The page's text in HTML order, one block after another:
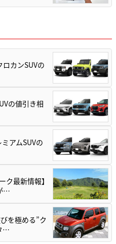
ロカンSUVの
の値引き相
アムSUVの
ク最新情報】
…
を極める”ク
…